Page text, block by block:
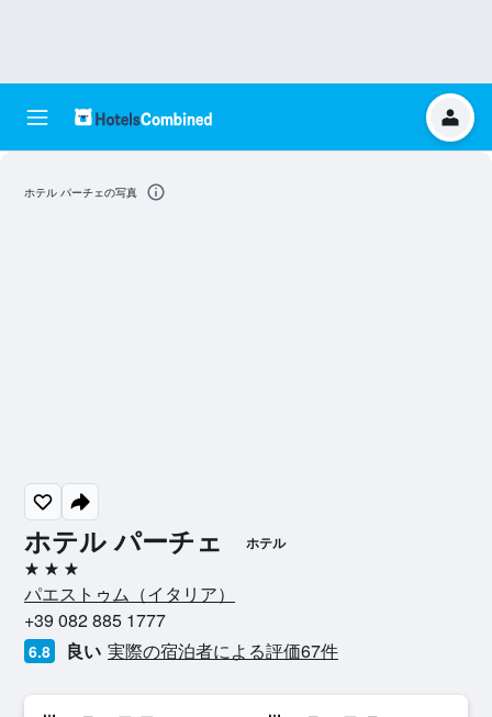
ホテル パーチェ ホテル
3つ星
パエストゥム​（イタリア​）​
+39 082 885 1777
6.8 良い 実際の宿泊者による評価67​件
ホテル パーチェの写真